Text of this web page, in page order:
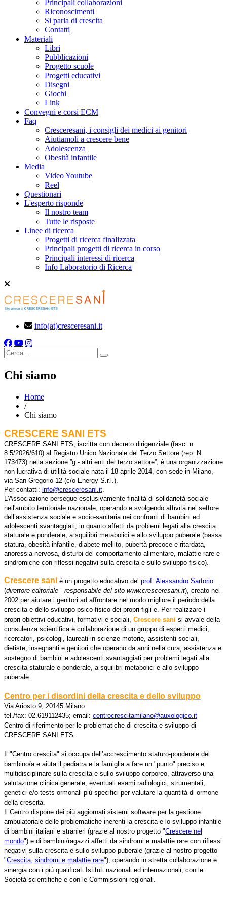
Principali collaborazioni
Riconoscimenti
Si parla di crescita
Contatti
Materiali
Libri
Pubblicazioni
Progetto scuole
Progetti educativi
Disegni
Giochi
Link
Convegni e corsi ECM
Faq
Cresceresani, i consigli dei medici ai genitori
Aiutiamoli a crescere bene
Adolescenza
Obesità infantile
Media
Video Youtube
Reel
Questionari
L'esperto risponde
Il nostro team
Tutte le risposte
Linee di ricerca
Progetti di ricerca finalizzata
Principali progetti di ricerca in corso
Principali interessi di ricerca
Info Laboratorio di Ricerca
info(at)cresceresani.it
Cerca
Chi siamo
Home
/
Chi siamo
CRESCERE SANI ETS
CRESCERE SANI ETS, iscritta con decreto dirigenziale (fasc. n.
8.5/2026/610) al Registro Unico Nazionale del Terzo Settore (rep. N.
173473) nella sezione ”g - altri enti del terzo settore”, è una organizzazione
non lucrativa di utilità sociale nata il 18 aprile 2014, con sede in Milano,
via San Gregorio 12 (c/o Energy S.r.l.).
Per contatti: info@cresceresani.it
L'Associazione persegue esclusivamente finalità di solidarietà sociale
nell'ambito territoriale nazionale, operando e svolgendo attività nel settore
dell’assistenza sociale e socio-sanitaria nei confronti di bambini ed
adolescenti svantaggiati, in quanto affetti da problemi legati alla crescita
staturale e ponderale, a squilibri metabolici e allo sviluppo puberale (bassa
statura, obesità infantile, diabete mellito, pubertà precoce e ritardata,
anoressia nervosa, disturbi del comportamento alimentare, malattie rare e
sindromiche con riflessi negativi sulla crescita e sullo sviluppo fisico).
Crescere sani è un progetto educativo del prof. Alessandro Sartorio
(direttore editoriale - responsabile del sito www.cresceresani.it), creato nel
2002 per aiutare i genitori ad affrontare nel modo migliore il periodo della
crescita e dello sviluppo psico-fisico dei propri figli-e. Per realizzare i
propri obiettivi educativi, formativi e sociali, Crescere sani si avvale della
consulenza scientifica e collaborazione di un gruppo di esperti medici,
ricercatori, psicologi, laureati in scienze motorie, assistenti sociali,
dietiste, insegnanti e genitori che operano da anni nella cura, assistenza e
sostegno di bambini e adolescenti svantaggiati per problemi legati alla
crescita staturale e ponderale, a squilibri metabolici e allo sviluppo
puberale.
Centro per i disordini della crescita e dello sviluppo
Via Ariosto 9, 20145 Milano
tel./fax: 02.619112435; email: centrocrescitamilano@auxologico.it
Centro di riferimento per le problematiche di crescita e sviluppo di
CRESCERE SANI ETS.
Il "Centro crescita" si occupa dell’accrescimento staturo-ponderale del
bambino/a e aiuta il pediatra e la famiglia a fare un "punto" preciso e
multidisciplinare sulla crescita e sullo sviluppo corporeo, attraverso una
valutazione clinica generale, eventuali esami radiologici, strumentali,
genetici e/o tests ormonali più specifici per valutare la quantità di ormone
della crescita.
Il Centro dispone dei più aggiornati sistemi software per la gestione
ambulatoriale delle problematiche inerenti la crescita e lo sviluppo infantile
di bambini italiani e stranieri (grazie al nostro progetto "Crescere nel
mondo") e di bambini/ragazzi affetti da sindromi e malattie rare con riflessi
negativi sulla crescita e sullo sviluppo puberale (grazie al nostro progetto
"Crescita, sindromi e malattie rare"), operando in stretta collaborazione e
sinergia con i più qualificati Istituti nazionali ed internazionali, con le
Società scientifiche e con le Commissioni regionali.